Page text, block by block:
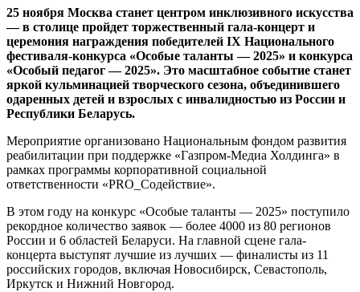
25 ноября Москва станет центром инклюзивного искусства
— в столице пройдет торжественный гала-концерт и
церемония награждения победителей IX Национального
фестиваля-конкурса «Особые таланты — 2025» и конкурса
«Особый педагог — 2025». Это масштабное событие станет
яркой кульминацией творческого сезона, объединившего
одаренных детей и взрослых с инвалидностью из России и
Республики Беларусь.
Мероприятие организовано Национальным фондом развития
реабилитации при поддержке «Газпром-Медиа Холдинга» в
рамках программы корпоративной социальной
ответственности «PRO_Содействие».
В этом году на конкурс «Особые таланты — 2025» поступило
рекордное количество заявок — более 4000 из 80 регионов
России и 6 областей Беларуси. На главной сцене гала-
концерта выступят лучшие из лучших — финалисты из 11
российских городов, включая Новосибирск, Севастополь,
Иркутск и Нижний Новгород.